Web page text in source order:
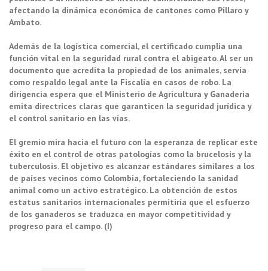
afectando la dinámica económica de cantones como Píllaro y
Ambato.
Además de la logística comercial, el certificado cumplía una
función vital en la seguridad rural contra el abigeato. Al ser un
documento que acredita la propiedad de los animales, servía
como respaldo legal ante la Fiscalía en casos de robo. La
dirigencia espera que el Ministerio de Agricultura y Ganadería
emita directrices claras que garanticen la seguridad jurídica y
el control sanitario en las vías.
El gremio mira hacia el futuro con la esperanza de replicar este
éxito en el control de otras patologías como la brucelosis y la
tuberculosis. El objetivo es alcanzar estándares similares a los
de países vecinos como Colombia, fortaleciendo la sanidad
animal como un activo estratégico. La obtención de estos
estatus sanitarios internacionales permitiría que el esfuerzo
de los ganaderos se traduzca en mayor competitividad y
progreso para el campo. (I)